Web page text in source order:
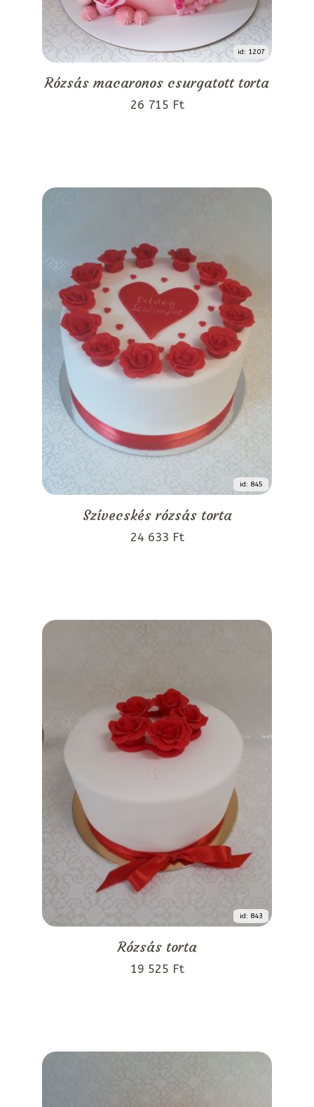
id: 1207
Rózsás macaronos csurgatott torta
26 715 Ft
id: 845
Szívecskés rózsás torta
24 633 Ft
id: 843
Rózsás torta
19 525 Ft